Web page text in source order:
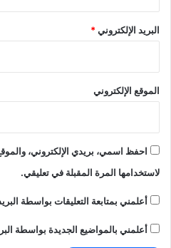
البريد الإلكتروني*
الموقع الإلكتروني
احفظ اسمي، بريدي الإلكتروني،
لاستخدامها المرة المقبلة في تعليقي.
أعلمني بمتابعة التعليقات بواسطة
أعلمني بالمواضيع الجديدة بواسطة